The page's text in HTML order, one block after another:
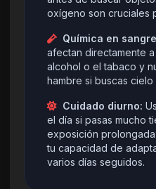
oxígeno son cruciales
Química en
afectan directamente a
alcohol o el tabaco y
hambre si buscas
Cuidado diurno:
el día si pasas mucho
exposición
tu capacidad de
varios días seguidos.